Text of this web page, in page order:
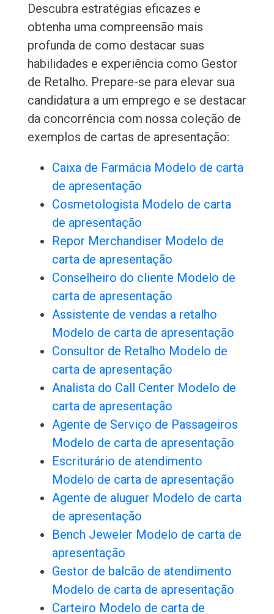
Descubra estratégias eficazes e
obtenha uma compreensão mais
profunda de como destacar suas
habilidades e experiência como Gestor
de Retalho. Prepare-se para elevar sua
candidatura a um emprego e se destacar
da concorrência com nossa coleção de
exemplos de cartas de apresentação:
Caixa de Farmácia Modelo de carta
de apresentação
Cosmetologista Modelo de carta
de apresentação
Repor Merchandiser Modelo de
carta de apresentação
Conselheiro do cliente Modelo de
carta de apresentação
Assistente de vendas a retalho
Modelo de carta de apresentação
Consultor de Retalho Modelo de
carta de apresentação
Analista do Call Center Modelo de
carta de apresentação
Agente de Serviço de Passageiros
Modelo de carta de apresentação
Escriturário de atendimento
Modelo de carta de apresentação
Agente de aluguer Modelo de carta
de apresentação
Bench Jeweler Modelo de carta de
apresentação
Gestor de balcão de atendimento
Modelo de carta de apresentação
Carteiro Modelo de carta de